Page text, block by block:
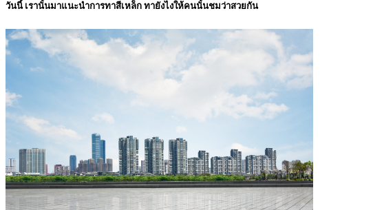
วันนี้ เรานั้นมาแนะนำการทาสีเหล็ก ทายังไงให้คนนั้นชมว่าสวยกัน